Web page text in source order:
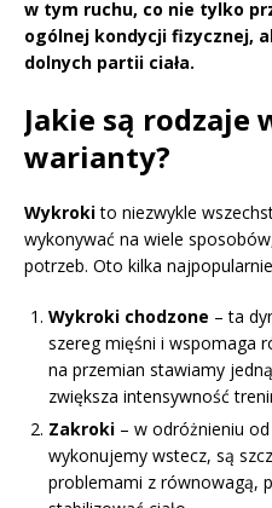
w tym ruchu, co nie tylko
ogólnej kondycji fizycznej,
dolnych partii ciała.
Jakie są rodzaje
warianty?
Wykrokito niezwykle
wykonywać na wiele
potrzeb. Oto kilka
Wykroki chodzone – ta
szereg mięśni i wspomaga
na przemian stawiamy
zwiększa intensywność
Zakroki – w odróżnieniu
wykonujemy wstecz, są
problemami z równowagą,